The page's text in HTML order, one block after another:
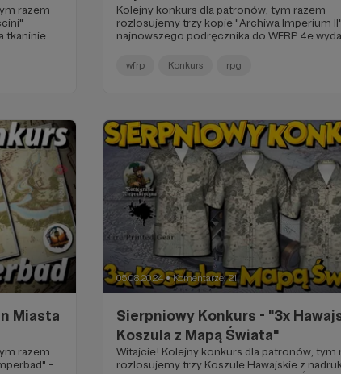
-
tkaninie
Kolejny konkurs dla patronów, tym razem
rozlosujemy trzy kopie "Archiwa Imperium
najnowszego podręcznika do WFRP 4e
wfrp Konkurs rpg
Miasta
-
05.08.2024 ● Komentarze: 21
Sierpniowy Konkurs - "3x
Koszula z Mapą Świata"
Witajcie! Kolejny konkurs dla patronów, tym razem
rozlosujemy trzy Koszule Hawajskie z